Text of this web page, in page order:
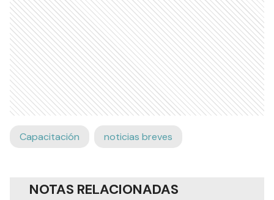
Capacitación noticias breves
NOTAS RELACIONADAS